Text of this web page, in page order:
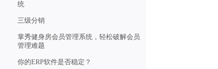
统
三级分销
掌秀健身房会员管理系统，轻松破解会员
管理难题
你的ERP软件是否稳定？